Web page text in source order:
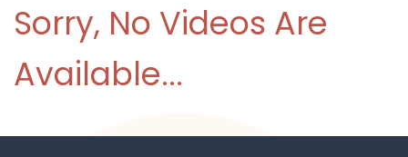
Sorry, No Videos Are
Available...